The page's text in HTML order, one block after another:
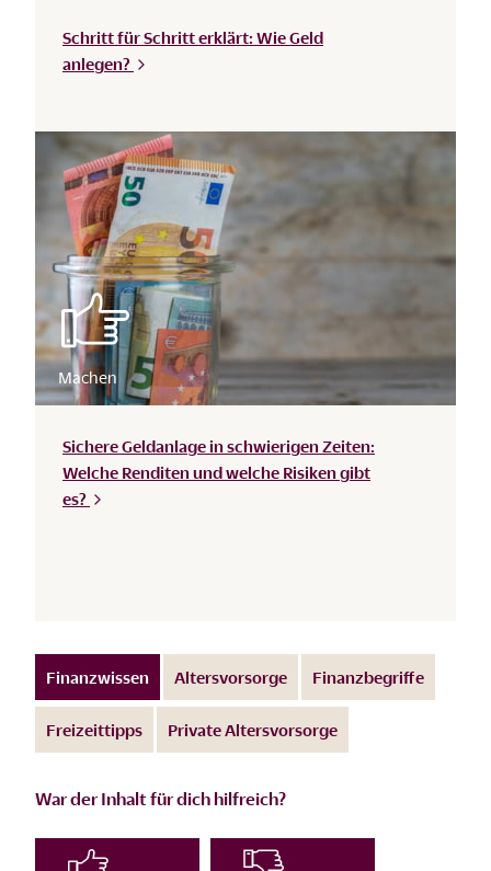
Schritt für Schritt erklärt: Wie Geld
anlegen?
Sichere Geldanlage in schwierigen Zeiten:
Welche Renditen und welche Risiken gibt
es?
Finanzwissen Altersvorsorge Finanzbegriffe
Freizeittipps Private Altersvorsorge
War der Inhalt für dich hilfreich?